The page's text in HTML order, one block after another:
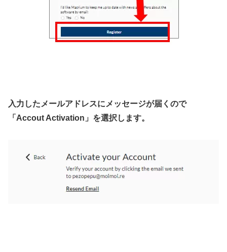
入力したメールアドレスにメッセージが届くので
「Accout Activation」を選択します。